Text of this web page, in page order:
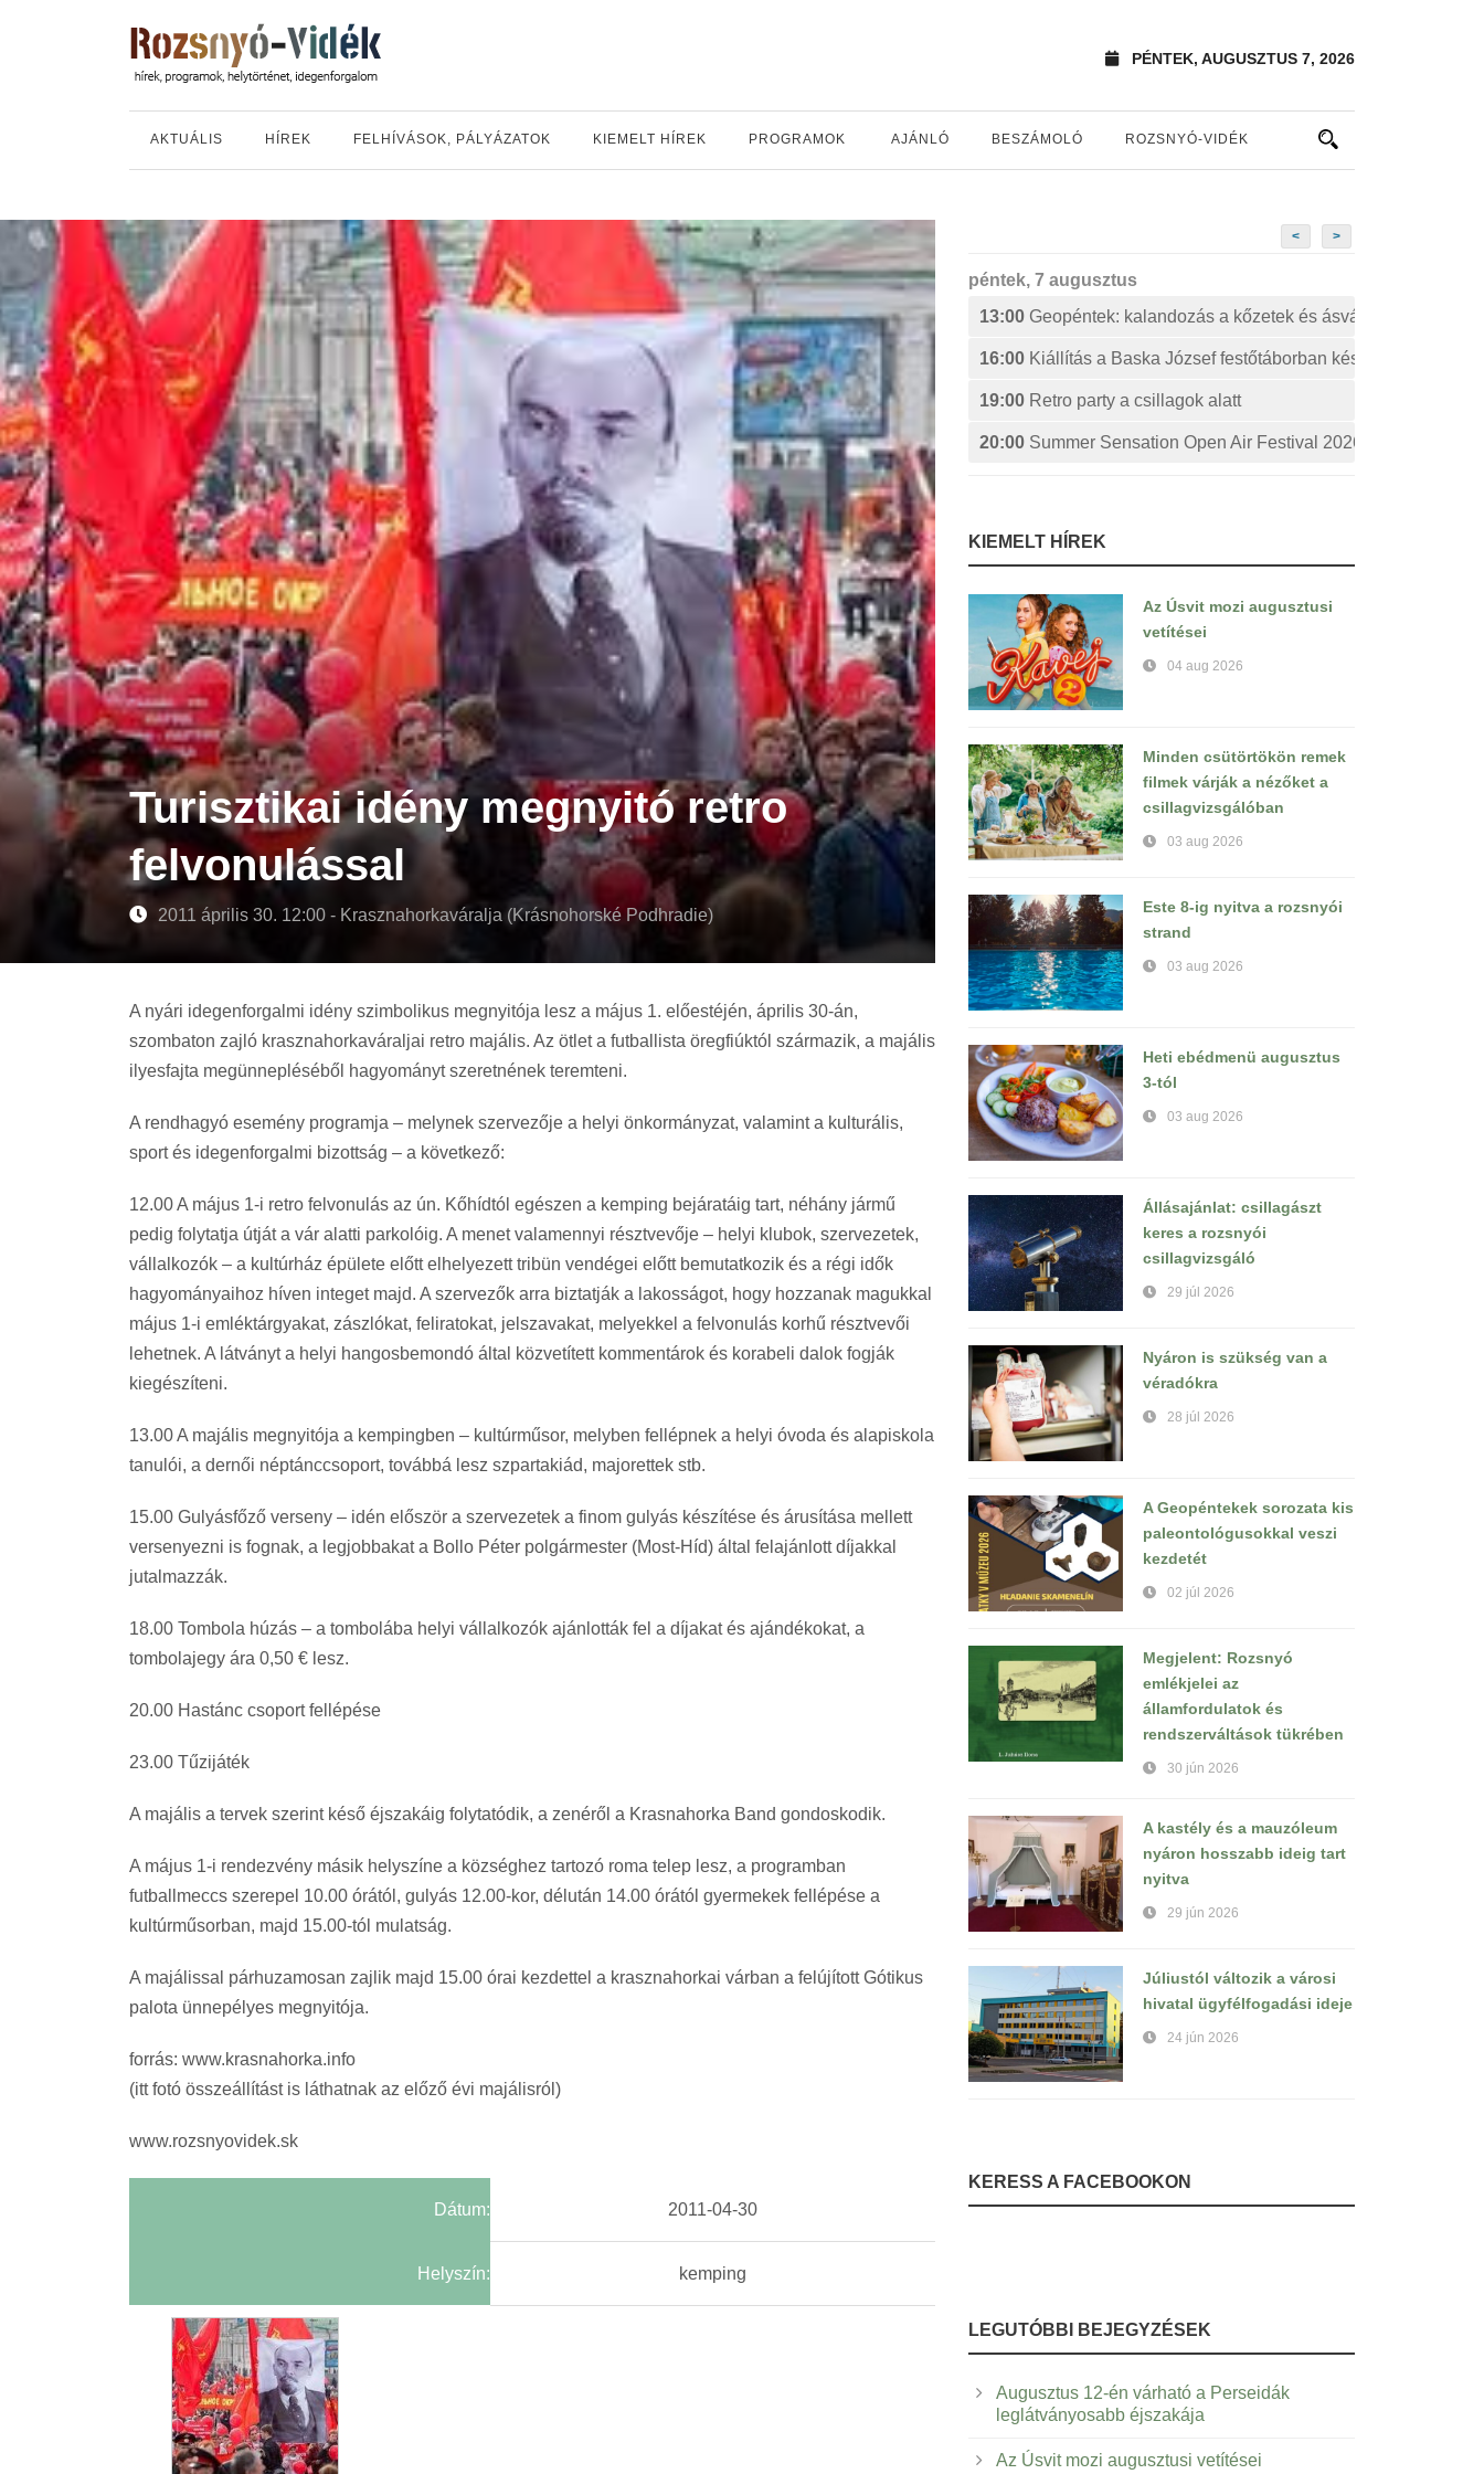
PÉNTEK, AUGUSZTUS 7, 2026
AKTUÁLIS HÍREK FELHÍVÁSOK, PÁLYÁZATOK KIEMELT HÍREK PROGRAMOK AJÁNLÓ BESZÁMOLÓ ROZSNYÓ-VIDÉK
Turisztikai idény megnyitó retro
felvonulással
2011 április 30. 12:00 - Krasznahorkaváralja (Krásnohorské Podhradie)
A nyári idegenforgalmi idény szimbolikus megnyitója lesz a május 1. előestéjén, április 30-án,
szombaton zajló krasznahorkaváraljai retro majális. Az ötlet a futballista öregfiúktól származik, a majális
ilyesfajta megünnepléséből hagyományt szeretnének teremteni.
A rendhagyó esemény programja – melynek szervezője a helyi önkormányzat, valamint a kulturális,
sport és idegenforgalmi bizottság – a következő:
12.00 A május 1-i retro felvonulás az ún. Kőhídtól egészen a kemping bejáratáig tart, néhány jármű
pedig folytatja útját a vár alatti parkolóig. A menet valamennyi résztvevője – helyi klubok, szervezetek,
vállalkozók – a kultúrház épülete előtt elhelyezett tribün vendégei előtt bemutatkozik és a régi idők
hagyományaihoz híven integet majd. A szervezők arra biztatják a lakosságot, hogy hozzanak magukkal
május 1-i emléktárgyakat, zászlókat, feliratokat, jelszavakat, melyekkel a felvonulás korhű résztvevői
lehetnek. A látványt a helyi hangosbemondó által közvetített kommentárok és korabeli dalok fogják
kiegészíteni.
13.00 A majális megnyitója a kempingben – kultúrműsor, melyben fellépnek a helyi óvoda és alapiskola
tanulói, a dernői néptánccsoport, továbbá lesz szpartakiád, majorettek stb.
15.00 Gulyásfőző verseny – idén először a szervezetek a finom gulyás készítése és árusítása mellett
versenyezni is fognak, a legjobbakat a Bollo Péter polgármester (Most-Híd) által felajánlott díjakkal
jutalmazzák.
18.00 Tombola húzás – a tombolába helyi vállalkozók ajánlották fel a díjakat és ajándékokat, a
tombolajegy ára 0,50 € lesz.
20.00 Hastánc csoport fellépése
23.00 Tűzijáték
A majális a tervek szerint késő éjszakáig folytatódik, a zenéről a Krasnahorka Band gondoskodik.
A május 1-i rendezvény másik helyszíne a községhez tartozó roma telep lesz, a programban
futballmeccs szerepel 10.00 órától, gulyás 12.00-kor, délután 14.00 órától gyermekek fellépése a
kultúrműsorban, majd 15.00-tól mulatság.
A majálissal párhuzamosan zajlik majd 15.00 órai kezdettel a krasznahorkai várban a felújított Gótikus
palota ünnepélyes megnyitója.
forrás: www.krasnahorka.info
(itt fotó összeállítást is láthatnak az előző évi majálisról)
www.rozsnyovidek.sk
Dátum: 2011-04-30
Helyszín: kemping
< >
péntek, 7 augusztus
13:00 Geopéntek: kalandozás a kőzetek és ásványok izgalmas
16:00 Kiállítás a Baska József festőtáborban készült művekből
19:00 Retro party a csillagok alatt
20:00 Summer Sensation Open Air Festival 2026:
KIEMELT HÍREK
Az Úsvit mozi augusztusi
vetítései
04 aug 2026
Minden csütörtökön remek
filmek várják a nézőket a
csillagvizsgálóban
03 aug 2026
Este 8-ig nyitva a rozsnyói
strand
03 aug 2026
Heti ebédmenü augusztus
3-tól
03 aug 2026
Állásajánlat: csillagászt
keres a rozsnyói
csillagvizsgáló
29 júl 2026
Nyáron is szükség van a
véradókra
28 júl 2026
A Geopéntekek sorozata kis
paleontológusokkal veszi
kezdetét
02 júl 2026
Megjelent: Rozsnyó
emlékjelei az
államfordulatok és
rendszerváltások tükrében
30 jún 2026
A kastély és a mauzóleum
nyáron hosszabb ideig tart
nyitva
29 jún 2026
Júliustól változik a városi
hivatal ügyfélfogadási ideje
24 jún 2026
KERESS A FACEBOOKON
LEGUTÓBBI BEJEGYZÉSEK
Augusztus 12-én várható a Perseidák
leglátványosabb éjszakája
Az Úsvit mozi augusztusi vetítései